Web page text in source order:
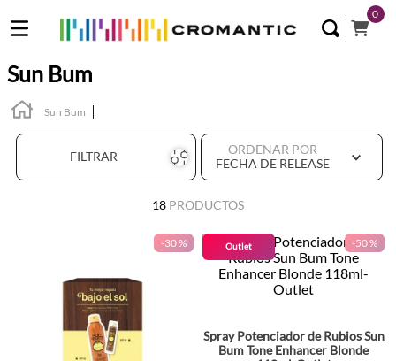
0
Sun Bum
Sun Bum
FILTRAR
ORDENAR POR
FECHA DE RELEASE
18 PRODUCTOS
-30 % Outlet -50 %
Spray Potenciador de Rubios Sun
Bum Tone Enhancer Blonde